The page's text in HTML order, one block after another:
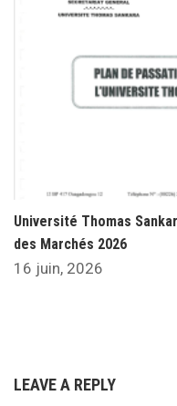
Université Thomas
des Marchés 2026
16 juin, 2026
LEAVE A REPLY